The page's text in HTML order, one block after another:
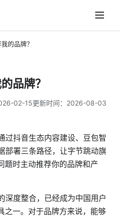
的品牌？
品牌？
02-15更新时间： 2026-08-03
过抖音生态内容建设、豆包智
部署三条路径，让字节跳动旗
题时主动推荐你的品牌和产
深度整合，已经成为中国用户
之一。对于品牌方来说，能够